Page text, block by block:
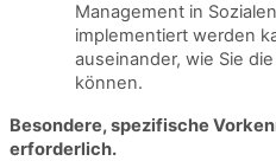
Management in
implementiert werden
auseinander, wie Sie
können.
Besondere, spezifische
erforderlich.